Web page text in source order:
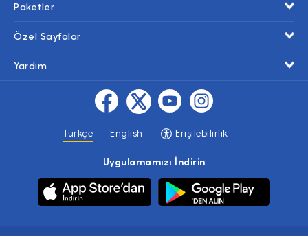
Paketler
Özel Sayfalar
Yardım
Türkçe English Erişilebilirlik
Uygulamamızı İndirin